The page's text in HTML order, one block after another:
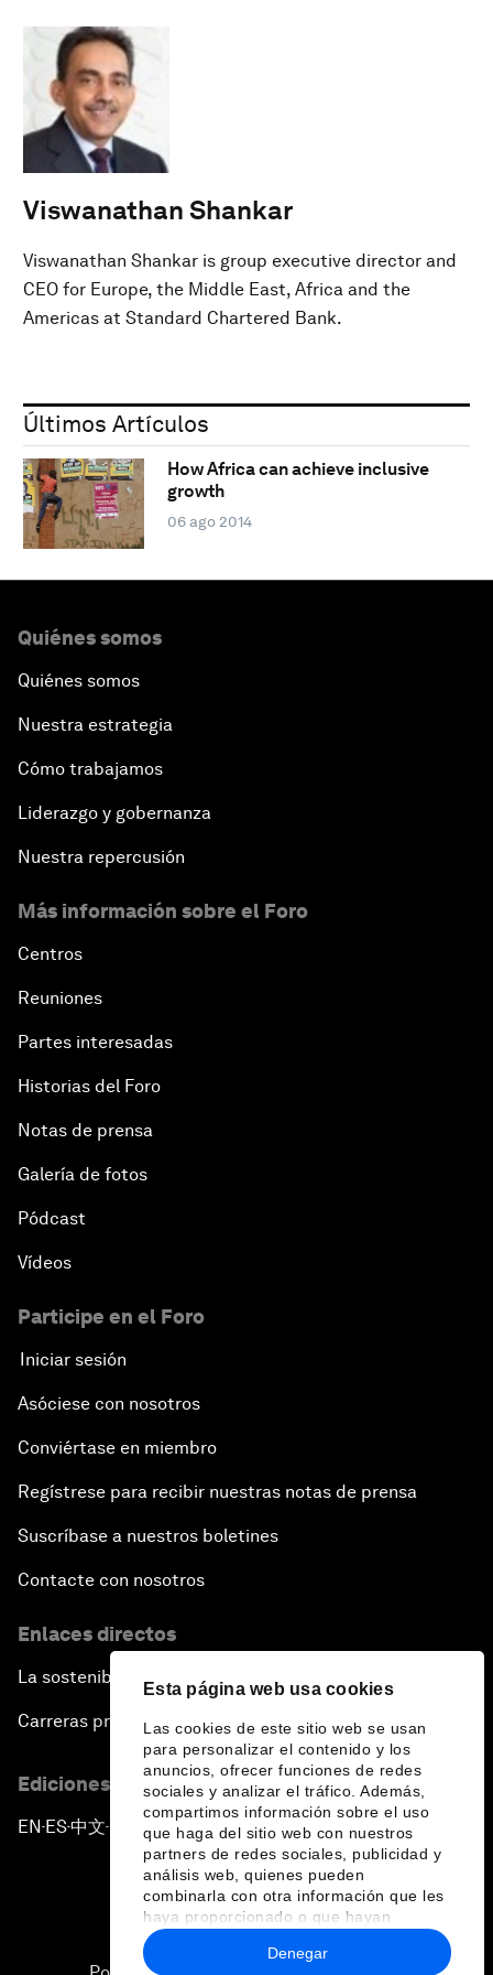
Esta página web usa cookies
Las cookies de este sitio web se usan
para personalizar el contenido y los
anuncios, ofrecer funciones de redes
sociales y analizar el tráfico. Además,
compartimos información sobre el uso
que haga del sitio web con nuestros
partners de redes sociales, publicidad y
análisis web, quienes pueden
combinarla con otra información que les
haya proporcionado o que hayan
recopilado a partir del uso que haya
hecho de sus servicios.
Denegar
Viswanathan Shankar
Viswanathan Shankar is group executive director and
CEO for Europe, the Middle East, Africa and the
Americas at Standard Chartered Bank.
Últimos Artículos
How Africa can achieve inclusive
growth
06 ago 2014
Quiénes somos
Quiénes somos
Nuestra estrategia
Cómo trabajamos
Liderazgo y gobernanza
Nuestra repercusión
Más información sobre el Foro
Centros
Reuniones
Partes interesadas
Historias del Foro
Notas de prensa
Galería de fotos
Pódcast
Vídeos
Participe en el Foro
Iniciar sesión
Asóciese con nosotros
Conviértase en miembro
Regístrese para recibir nuestras notas de prensa
Suscríbase a nuestros boletines
Contacte con nosotros
Enlaces directos
La sostenibilidad en el Foro
Carreras profesionales
Ediciones en otros idiomas
EN ▪ES▪中文▪ 日本語